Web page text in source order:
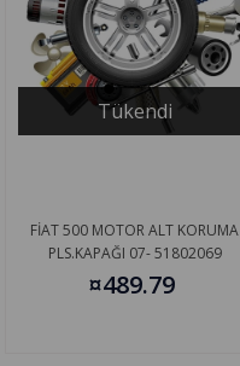
Tükendi
FİAT 500 MOTOR ALT KORUMA
PLS.KAPAĞI 07- 51802069
¤489.79